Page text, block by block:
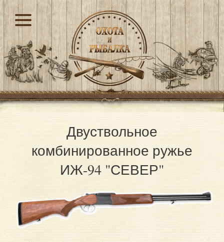
Двуствольное
комбинированное ружье
ИЖ-94 "СЕВЕР"